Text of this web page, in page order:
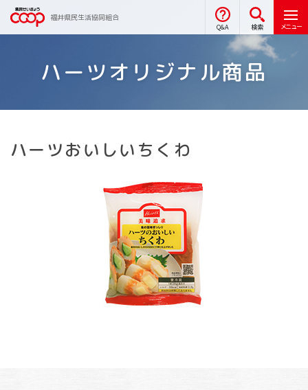
福井県民生活協同組合
Q&A 検索 メニュー
ハーツオリジナル商品
ハーツおいしいちくわ